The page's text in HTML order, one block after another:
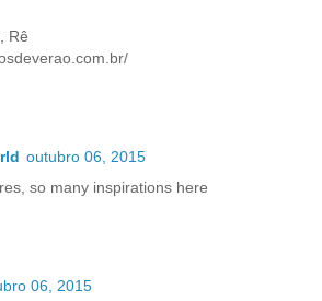
Rê
outubro 06, 2015
so many inspirations here
06, 2015